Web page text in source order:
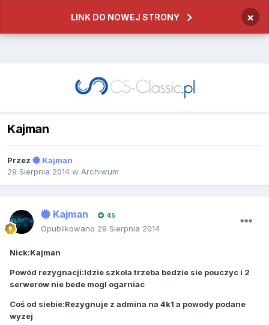
LINK DO NOWEJ STRONY ×
Kajman
Przez
Kajman
29 Sierpnia 2014 w Archiwum
Kajman 45
Opublikowano 29 Sierpnia 2014
Nick:Kajman
Powód rezygnacji:Idzie szkola trzeba bedzie sie pouczyc i 2
serwerow nie bede mogl ogarniac
Coś od siebie:Rezygnuje z admina na 4k1 a powody podane
wyzej